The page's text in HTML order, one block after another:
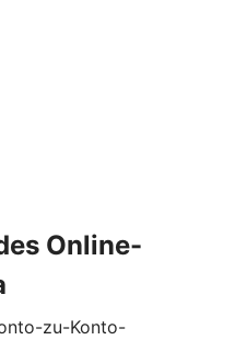
Online-
zu-Konto-